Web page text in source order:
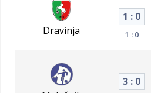
Dravinja
1 : 0
1 : 0
3 : 0